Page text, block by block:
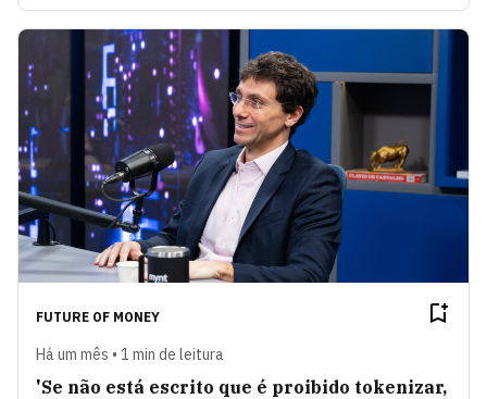
FUTURE OF MONEY
Há um mês • 1 min de leitura
'Se não está escrito que é proibido tokenizar,